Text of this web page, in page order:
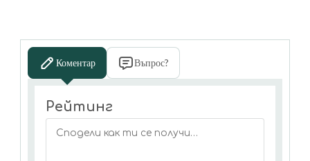
Коментар Въпрос?
Рейтинг